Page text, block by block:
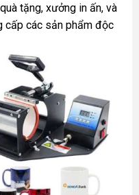
tặng, xưởng in ấn, và
cấp các sản phẩm độc